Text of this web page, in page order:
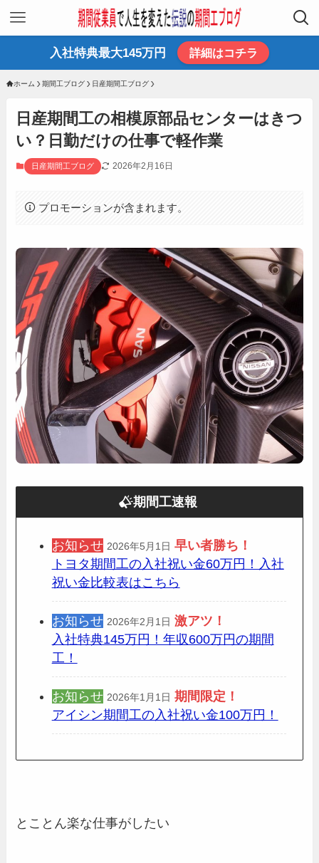
入社特典最大145万円 詳細はコチラ
ホーム 期間工ブログ 日産期間工ブログ
日産期間工の相模原部品センターはきつ
い？日勤だけの仕事で軽作業
日産期間工ブログ 2026年2月16日
プロモーションが含まれます。
期間工速報
お知らせ 2026年5月1日 早い者勝ち！
トヨタ期間工の入社祝い金60万円！入社
祝い金比較表はこちら
お知らせ 2026年2月1日 激アツ！
入社特典145万円！年収600万円の期間
工！
お知らせ 2026年1月1日 期間限定 ！
アイシン期間工の入社祝い金100万円！
とことん楽な仕事がしたい